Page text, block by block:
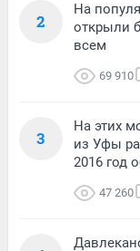
2
На
открыли
всем
69 910
3
На этих
из Уфы
2016 год
47 260